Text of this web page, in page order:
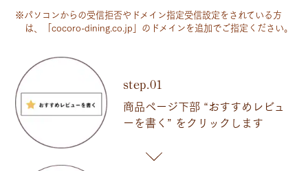
※パソコンからの受信拒否やドメイン指定受信設定をされている方
は、「cocoro-dining.co.jp」のドメインを追加でご指定ください。
step.01
商品ページ下部 “おすすめレビュ
ーを書く” をクリックします